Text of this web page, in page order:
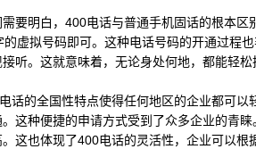
要明白， 400电话与普通手机固话的根本区
的虚拟号码即可。这种电话号码的开通过程
听。这就意味着，无论身处何地，都能轻
话的全国性特点使得任何地区的企业都可以
这种便捷的申请方式受到了众多企业的青
这也体现了400电话的灵活性，企业可以根